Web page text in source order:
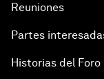
Reuniones
Partes
Historias del Foro